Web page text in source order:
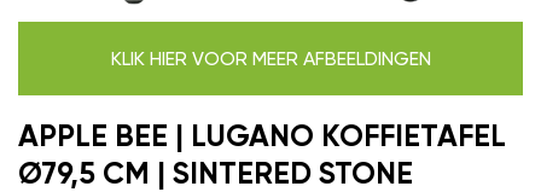
KLIK HIER VOOR MEER AFBEELDINGEN
APPLE BEE | LUGANO KOFFIETAFEL
Ø79,5 CM | SINTERED STONE